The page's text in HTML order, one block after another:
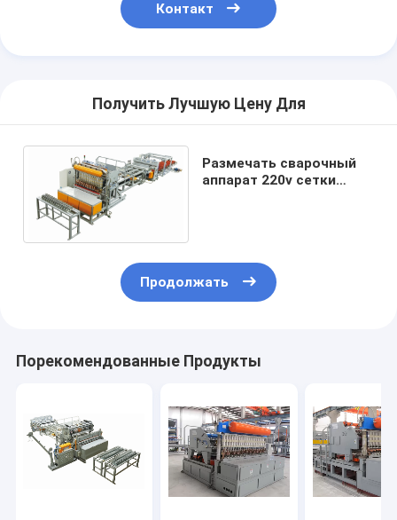
Контакт
Получить Лучшую Цену Для
Размечать сварочный
аппарат 220v сетки
Продолжать
Порекомендованные Продукты